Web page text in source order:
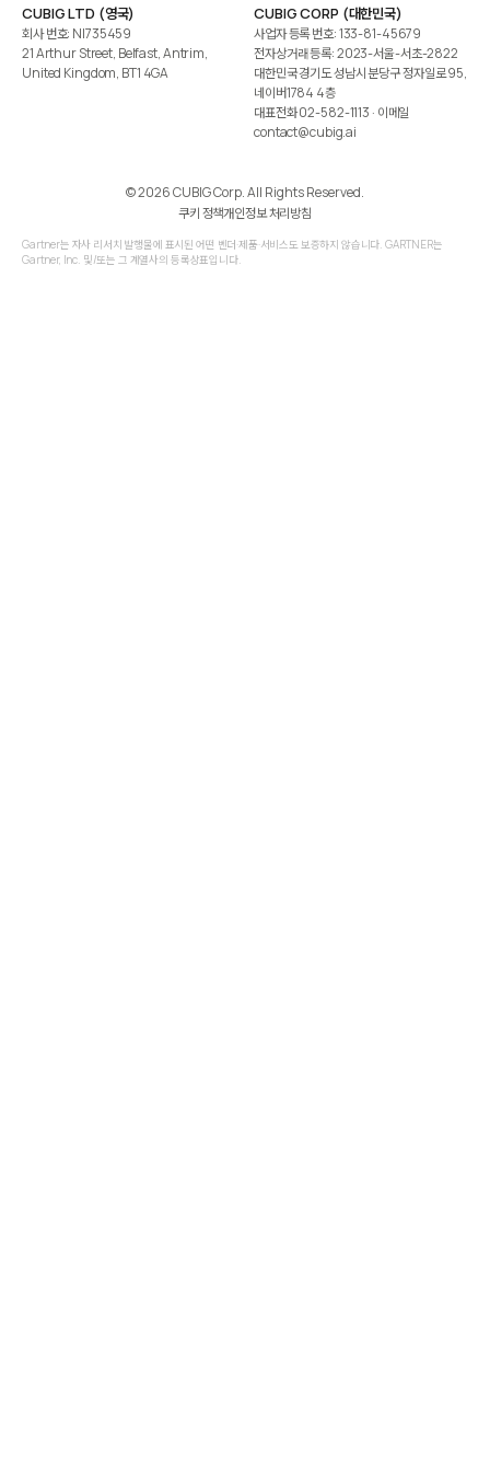
CUBIG LTD (영국)
회사 번호: NI735459
21 Arthur Street, Belfast, Antrim,
United Kingdom, BT1 4GA
CUBIG CORP (대한민국)
사업자 등록 번호: 133-81-45679
전자상거래 등록: 2023-서울-서초-2822
대한민국 경기도 성남시 분당구 정자일로 95,
네이버1784 4층
대표전화02-582-1113 · 이메일
contact@cubig.ai
©️ 2026 CUBIG Corp. All Rights Reserved.
쿠키 정책개인정보 처리방침
Gartner는 자사 리서치 발행물에 표시된 어떤 벤더·제품·서비스도 보증하지 않습니다. GARTNER는
Gartner, Inc. 및/또는 그 계열사의 등록상표입니다.